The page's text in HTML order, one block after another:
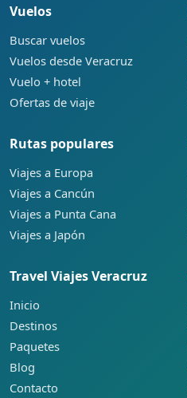
Vuelos
Buscar vuelos
Vuelos desde Veracruz
Vuelo + hotel
Ofertas de viaje
Rutas populares
Viajes a Europa
Viajes a Cancún
Viajes a Punta Cana
Viajes a Japón
Travel Viajes Veracruz
Inicio
Destinos
Paquetes
Blog
Contacto